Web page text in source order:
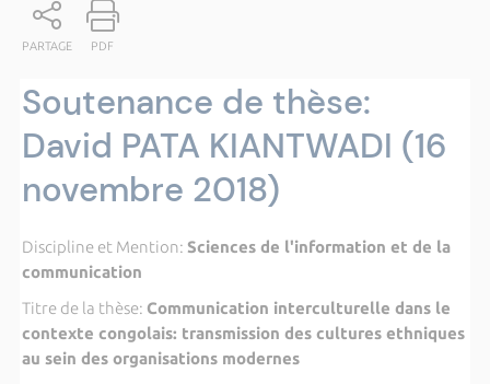
PARTAGE PDF
Soutenance de thèse:
David PATA KIANTWADI (16
novembre 2018)
Discipline et Mention: Sciences de l'information et de la
communication
Titre de la thèse: Communication interculturelle dans le
contexte congolais: transmission des cultures ethniques
au sein des organisations modernes